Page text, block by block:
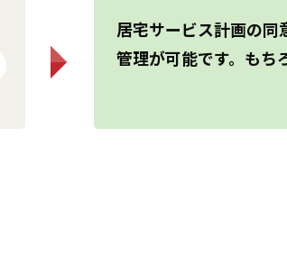
居宅サービス計画の同
管理が可能です。もち